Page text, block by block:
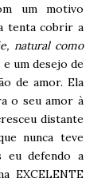
um motivo
tenta cobrir a
natural como
um desejo de
de amor. Ela
o seu amor à
distante
nunca teve
eu defendo a
EXCELENTE